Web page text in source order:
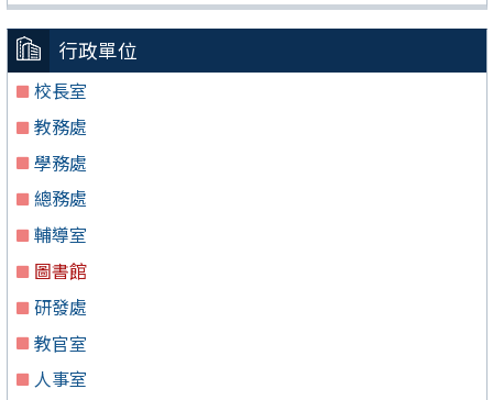
行政單位
校長室
教務處
學務處
總務處
輔導室
圖書館
研發處
教官室
人事室